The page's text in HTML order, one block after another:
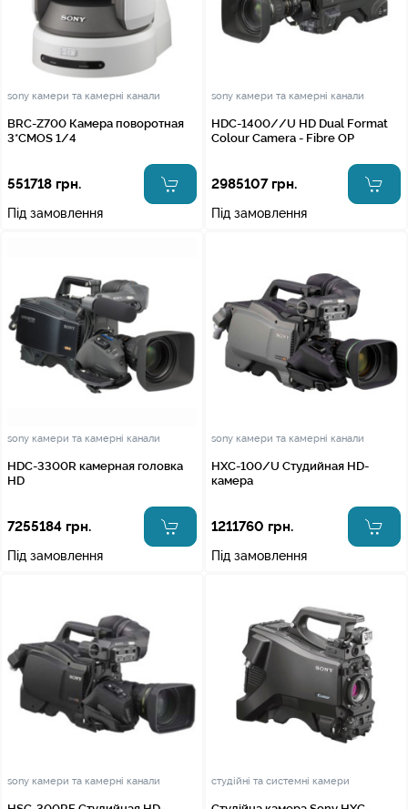
sony камери та камерні канали
BRC-Z700 Камера поворотная
3*CMOS 1/4
551718 грн.
Під замовлення
sony камери та камерні канали
HDC-1400//U HD Dual Format
Colour Camera - Fibre OP
2985107 грн.
Під замовлення
sony камери та камерні канали
HDC-3300R камерная головка
HD
7255184 грн.
Під замовлення
sony камери та камерні канали
HXC-100/U Студийная HD-
камера
1211760 грн.
Під замовлення
sony камери та камерні канали студійні та системні камери